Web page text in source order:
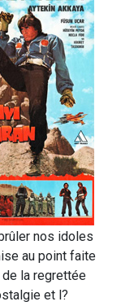
nos idoles
au point faite
la regrettée
et l?